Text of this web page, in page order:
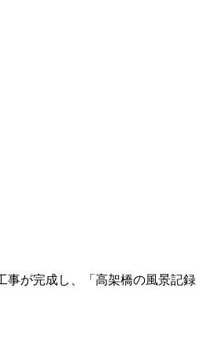
事が完成し、「高架橋の風景記録